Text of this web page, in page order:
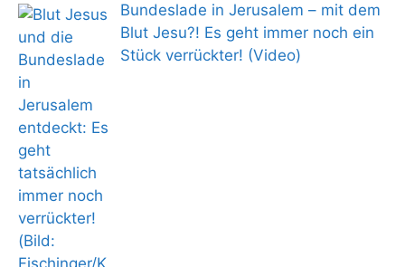
Bundeslade in Jerusalem – mit dem
Blut Jesu?! Es geht immer noch ein
Stück verrückter! (Video)